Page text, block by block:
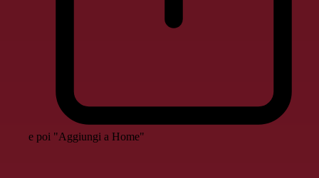
e poi "Aggiungi a Home"